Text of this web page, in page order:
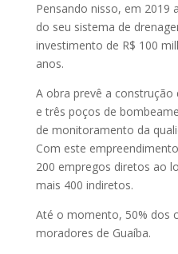
Pensando nisso, em 2019
do seu sistema de
investimento de R$ 100
anos.
A obra prevê a
e três poços de
de monitoramento da
Com este
200 empregos diretos ao
mais 400 indiretos.
Até o momento, 50% dos
moradores de Guaíba.